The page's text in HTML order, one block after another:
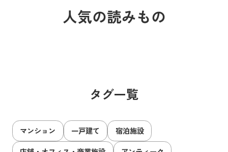
人気の読みもの
タグ一覧
マンション 一戸建て
宿泊施設